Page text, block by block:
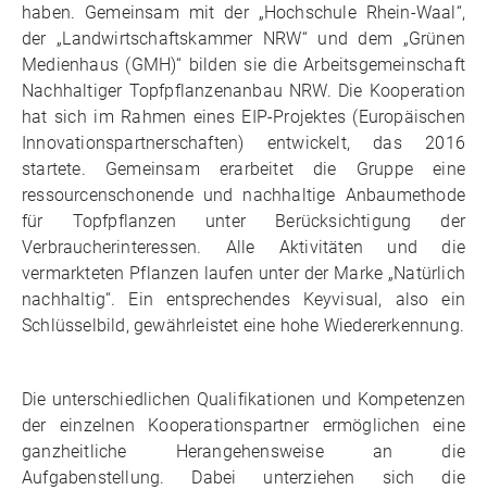
haben. Gemeinsam mit der „Hochschule Rhein-Waal“,
der „Landwirtschaftskammer NRW“ und dem „Grünen
Medienhaus (GMH)“ bilden sie die Arbeitsgemeinschaft
Nachhaltiger Topfpflanzenanbau NRW. Die Kooperation
hat sich im Rahmen eines EIP-Projektes (Europäischen
Innovationspartnerschaften) entwickelt, das 2016
startete. Gemeinsam erarbeitet die Gruppe eine
ressourcenschonende und nachhaltige Anbaumethode
für Topfpflanzen unter Berücksichtigung der
Verbraucherinteressen. Alle Aktivitäten und die
vermarkteten Pflanzen laufen unter der Marke „Natürlich
nachhaltig“. Ein entsprechendes Keyvisual, also ein
Schlüsselbild, gewährleistet eine hohe Wiedererkennung.
Die unterschiedlichen Qualifikationen und Kompetenzen
der einzelnen Kooperationspartner ermöglichen eine
ganzheitliche Herangehensweise an die
Aufgabenstellung. Dabei unterziehen sich die